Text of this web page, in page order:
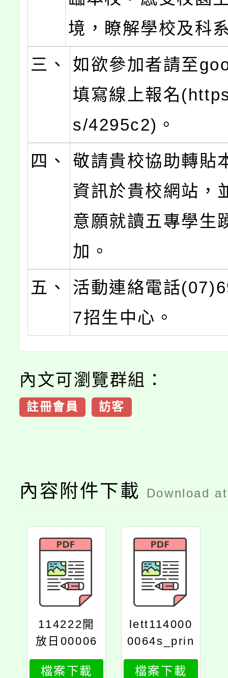
境，瞭解學校及科
三、
如欲參加者請至
填寫線上報名
s/4295c2)。
四、
敬請貴校協助轉貼
資訊於貴校網站，
意願就讀五專學生
加。
五、
活動連絡電話
7招生中心。
內文可瀏覽群組：
註冊會員 訪客
內容附件下載 Download
114222開
放日00006
4
檔案下載
lett114000
0064s_prin
t
檔案下載